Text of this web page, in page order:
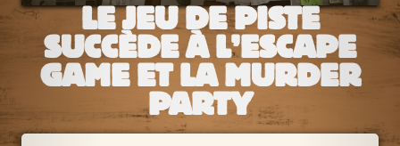
LE JEU DE PISTE
SUCCÈDE À L’ESCAPE
GAME ET LA MURDER
PARTY